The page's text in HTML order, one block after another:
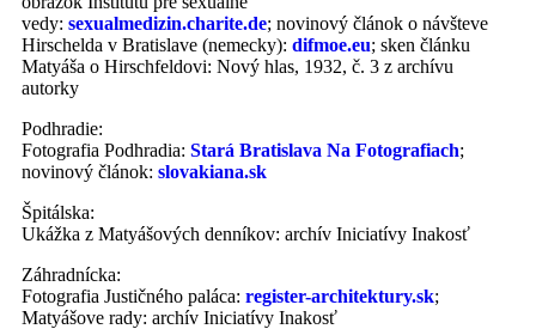
vedy: sexualmedizin.charite.de; novinový článok o návšteve
Hirschelda v Bratislave (nemecky): difmoe.eu; sken článku
Matyáša o Hirschfeldovi: Nový hlas, 1932, č. 3 z archívu
autorky
Podhradie:
Fotografia Podhradia: Stará Bratislava Na Fotografiach;
novinový článok: slovakiana.sk
Špitálska:
Ukážka z Matyášových denníkov: archív Iniciatívy Inakosť
Záhradnícka:
Fotografia Justičného paláca: register-architektury.sk;
Matyášove rady: archív Iniciatívy Inakosť